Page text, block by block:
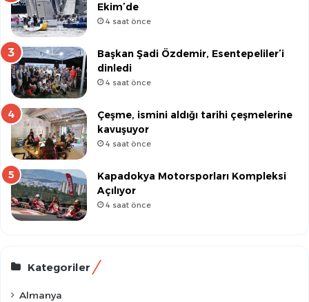
Ekim’de
4 saat önce
Başkan Şadi Özdemir, Esentepeliler’i
dinledi
4 saat önce
Çeşme, ismini aldığı tarihi çeşmelerine
kavuşuyor
4 saat önce
Kapadokya Motorsporları Kompleksi
Açılıyor
4 saat önce
Kategoriler
Almanya